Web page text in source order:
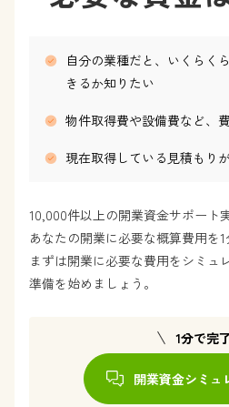
自分の業種だと、いくらく
きるか知りたい
物件取得費や設備費など、
現在取得している見積もり
10,000件以上の開業資金サポート
あなたの開業に必要な概算費用を1
まずは開業に必要な費用をシミュ
準備を始めましょう。
1分で完
開業資金シミュ